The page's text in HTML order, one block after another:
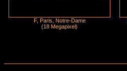
F, Paris, Notre-Dame
(18 Megapixel)